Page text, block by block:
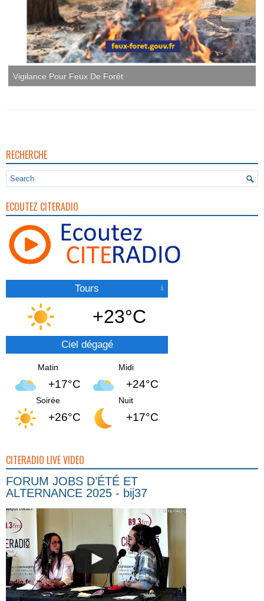
Vigilance Pour Feux De Forêt
RECHERCHE
ECOUTEZ CITERADIO
Tours
+23°C
Ciel dégagé
Matin
+17°C
Midi
+24°C
Soirée
+26°C
Nuit
+17°C
CITERADIO LIVE VIDEO
FORUM JOBS D’ÉTÉ ET
ALTERNANCE 2025 - bij37